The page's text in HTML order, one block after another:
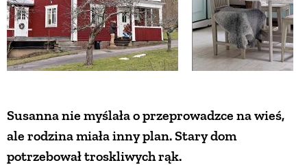
Susanna nie myślała o przeprowadzce na wieś,
ale rodzina miała inny plan. Stary dom
potrzebował troskliwych rąk.